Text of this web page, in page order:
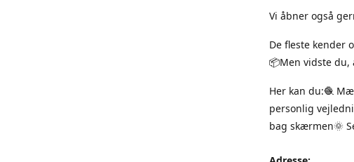
Vi åbner også
De fleste kender
📦Men vidste du,
Her kan du:🧶
personlig
bag skærmen🌞